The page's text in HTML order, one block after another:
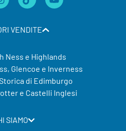
VENDITE
Ness e Highlands
Glencoe e Inverness
di Edimburgo
e Castelli Inglesi
SIAMO